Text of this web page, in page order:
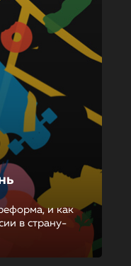
и как
в страну-